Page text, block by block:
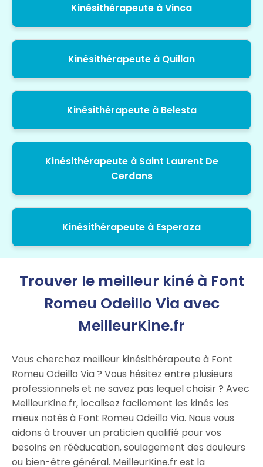
Kinésithérapeute à Vinca
Kinésithérapeute à Quillan
Kinésithérapeute à Belesta
Kinésithérapeute à Saint Laurent De
Cerdans
Kinésithérapeute à Esperaza
Trouver le meilleur kiné à Font
Romeu Odeillo Via avec
MeilleurKine.fr
Vous cherchez meilleur kinésithérapeute à Font
Romeu Odeillo Via ? Vous hésitez entre plusieurs
professionnels et ne savez pas lequel choisir ? Avec
MeilleurKine.fr, localisez facilement les kinés les
mieux notés à Font Romeu Odeillo Via. Nous vous
aidons à trouver un praticien qualifié pour vos
besoins en rééducation, soulagement des douleurs
ou bien-être général. MeilleurKine.fr est la